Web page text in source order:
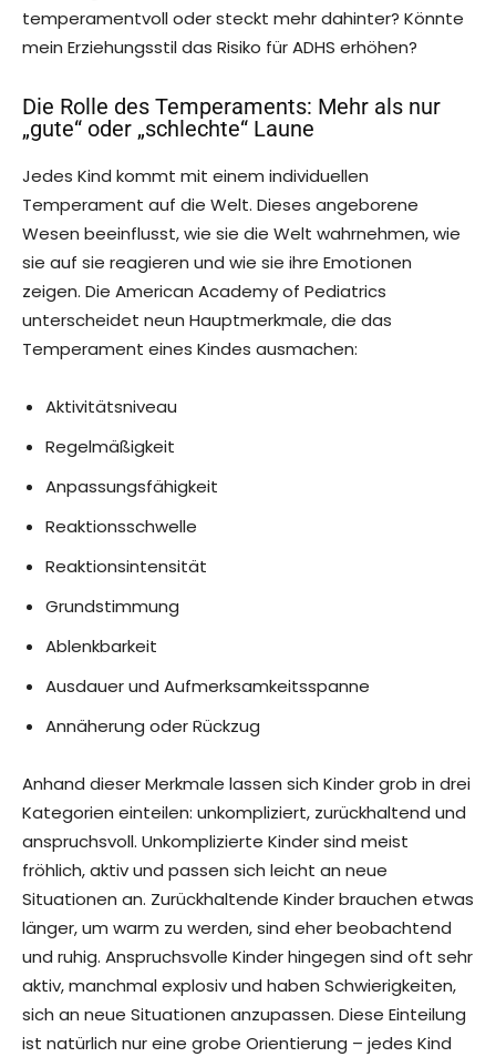
temperamentvoll oder steckt mehr dahinter? Könnte
mein Erziehungsstil das Risiko für ADHS erhöhen?
Die Rolle des Temperaments: Mehr als nur
„gute“ oder „schlechte“ Laune
Jedes Kind kommt mit einem individuellen
Temperament auf die Welt. Dieses angeborene
Wesen beeinflusst, wie sie die Welt wahrnehmen, wie
sie auf sie reagieren und wie sie ihre Emotionen
zeigen. Die American Academy of Pediatrics
unterscheidet neun Hauptmerkmale, die das
Temperament eines Kindes ausmachen:
Aktivitätsniveau
Regelmäßigkeit
Anpassungsfähigkeit
Reaktionsschwelle
Reaktionsintensität
Grundstimmung
Ablenkbarkeit
Ausdauer und Aufmerksamkeitsspanne
Annäherung oder Rückzug
Anhand dieser Merkmale lassen sich Kinder grob in drei
Kategorien einteilen: unkompliziert, zurückhaltend und
anspruchsvoll. Unkomplizierte Kinder sind meist
fröhlich, aktiv und passen sich leicht an neue
Situationen an. Zurückhaltende Kinder brauchen etwas
länger, um warm zu werden, sind eher beobachtend
und ruhig. Anspruchsvolle Kinder hingegen sind oft sehr
aktiv, manchmal explosiv und haben Schwierigkeiten,
sich an neue Situationen anzupassen. Diese Einteilung
ist natürlich nur eine grobe Orientierung – jedes Kind